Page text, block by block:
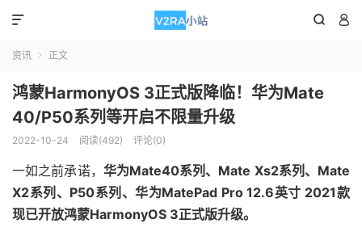
 

资讯  正文
鸿蒙HarmonyOS 3正式版降临！华为Mate
40/P50系列等开启不限量升级
2022-10-24 阅读(492) 评论(0)
一如之前承诺， 华为Mate40系列、Mate Xs2系列、Mate
X2系列、P50系列、华为MatePad Pro 12.6英寸 2021款
现已开放鸿蒙HarmonyOS 3正式版升级。